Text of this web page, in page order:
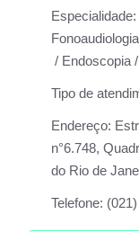
Especialidade:
/ Endoscopia
Tipo de
Endereço:
n°6.748,
do Rio de
Telefone: